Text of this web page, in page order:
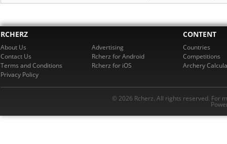
RCHERZ
About Us
Contact Us
Terms and Conditions
Privacy Policy
Advertising
Rcherz for Android
Rcherz for iOS
CONTENT
Countries
Competitions
Archery
© 2026 Rcherz. All rights reserved. For